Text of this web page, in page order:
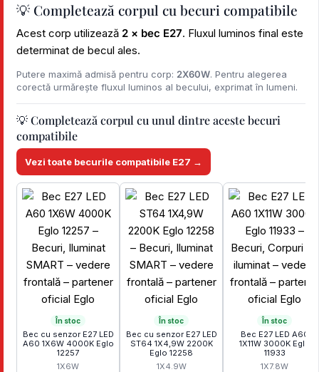
💡 Completează corpul cu becuri compatibile
Acest corp utilizează 2 × bec E27. Fluxul luminos final este
determinat de becul ales.
Putere maximă admisă pentru corp: 2X60W. Pentru alegerea
corectă urmărește fluxul luminos al becului, exprimat în lumeni.
💡 Completează corpul cu unul dintre aceste becuri
compatibile
Vezi toate becurile compatibile E27 →
În stoc
Bec cu senzor E27 LED
A60 1X6W 4000K Eglo
12257
1X6W
În stoc
Bec cu senzor E27 LED
ST64 1X4,9W 2200K
Eglo 12258
1X4.9W
În stoc
Bec E27 LED A60
1X11W 3000K Eglo
11933
1X7.8W